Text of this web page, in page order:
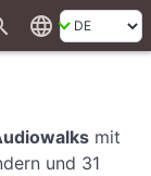
language
mit
und 31